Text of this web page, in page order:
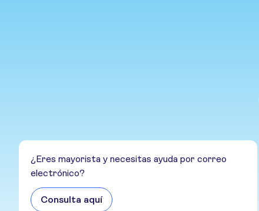
¿Eres mayorista y necesitas ayuda por correo
electrónico?
Consulta aquí